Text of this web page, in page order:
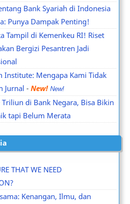
Bank Syariah di Indonesia
Punya Dampak Penting!
Tampil di Kemenkeu RI! Riset
Bergizi Pesantren Jadi
Institute: Mengapa Kami Tidak
Jurnal -New!
Triliun di Bank Negara, Bisa Bikin
tapi Belum Merata
THAT WE NEED
Kenangan, Ilmu, dan